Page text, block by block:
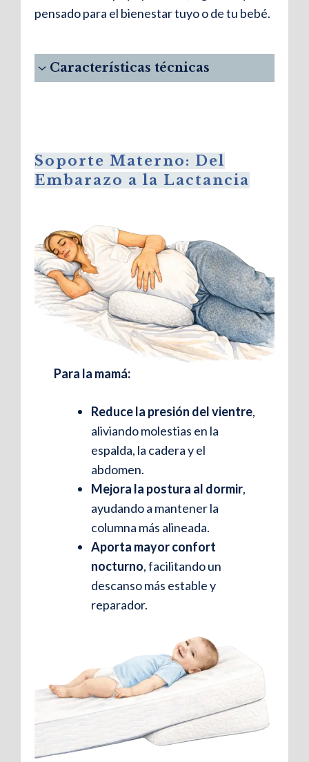
pensado para el bienestar tuyo o de tu bebé.
Características técnicas
Bloque viscoelástico de alta
densidad
Tacto muy suave para una
sensación envolvente.
Máximo confort
Firmeza adaptable, que se ajusta a
la presión del cuerpo sin
deformarse.
Funda 100% tejido
La funda, confeccionada en tela
Soporte Materno: Del
Embarazo a la Lactancia
Para la mamá:
Reduce la presión del vientre,
aliviando molestias en la
espalda, la cadera y el
abdomen.
Mejora la postura al dormir,
ayudando a mantener la
columna más alineada.
Aporta mayor confort
nocturno, facilitando un
descanso más estable y
reparador.